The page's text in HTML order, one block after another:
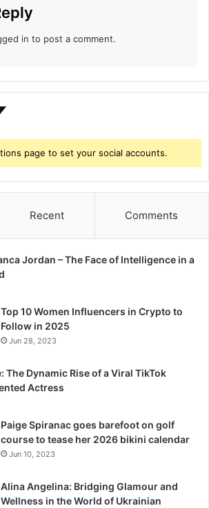
in to post a comment.
page to set your social accounts.
Recent Comments
Jordan – The Face of Intelligence in a
Top 10 Women Influencers in Crypto to
Follow in 2025
Jun 28, 2023
The Dynamic Rise of a Viral TikTok
Actress
Paige Spiranac goes barefoot on golf
course to tease her 2026 bikini calendar
Jun 10, 2023
Alina Angelina: Bridging Glamour and
Wellness in the World of Ukrainian